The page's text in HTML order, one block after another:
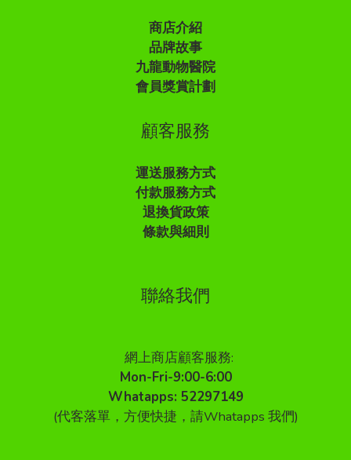
商店介紹
品牌故事
九龍動物醫院
會員獎賞計劃
顧客服務
運送服務方式
付款服務方式
退換貨政策
條款與細則
聯絡我們
網上商店顧客服務:
Mon-Fri-9:00-6:00
Whatapps: 52297149
(代客落單，方便快捷，請Whatapps 我們)